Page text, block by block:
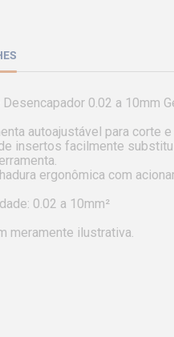
0.02 a 10mm
autoajustável para corte
insertos facilmente
ergonômica com
0.02 a 10mm²
meramente ilustrativa.